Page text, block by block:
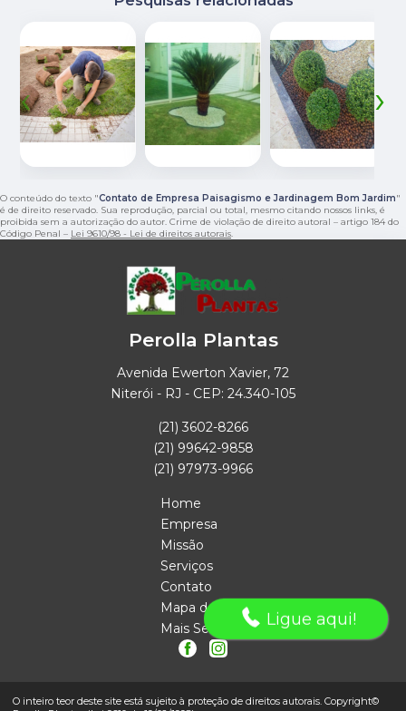
‹ ›
O conteúdo do texto "Contato de Empresa Paisagismo e Jardinagem Bom Jardim"
é de direito reservado. Sua reprodução, parcial ou total, mesmo citando nossos links, é
proibida sem a autorização do autor. Crime de violação de direito autoral – artigo 184 do
Código Penal – Lei 9610/98 - Lei de direitos autorais.
Perolla Plantas
Avenida Ewerton Xavier, 72
Niterói - RJ - CEP: 24.340-105
(21) 3602-8266
(21) 99642-9858
(21) 97973-9966
Home
Empresa
Missão
Serviços
Contato
Mapa do site
Mais Serviços
O inteiro teor deste site está sujeito à proteção de direitos autorais. Copyright©
Ligue aqui!